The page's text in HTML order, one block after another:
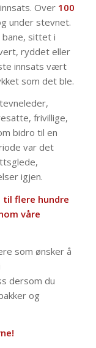
Over 100
under stevnet.
bane, sittet i
ryddet eller
innsats vært
som det ble.
frivillige,
bidro til en
var det
igjen.
til flere hundre
våre
som ønsker å
dersom du
og